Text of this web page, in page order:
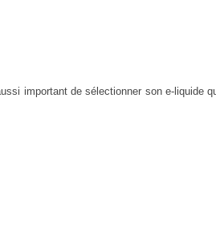
important de sélectionner son e-liquide